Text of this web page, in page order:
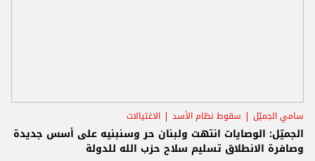
سامي الجميّل سقوط نظام الأسد الاغتيالات
الجميّل: الوصايات انتهت ولبنان حر وسنبنيه على أسس جديدة
وصافرة الانطلاق تسليم سلاح حزب الله للدولة